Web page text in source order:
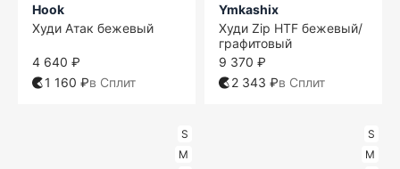
Hook
Худи Атак бежевый
4 640 ₽
1 160 ₽в Сплит
Ymkashix
Худи Zip HTF бежевый/
графитовый
9 370 ₽
2 343 ₽в Сплит
S
M
S
M